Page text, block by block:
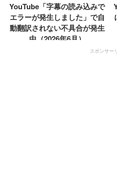
YouTube「字幕の読み込みで
エラーが発生しました」で自
動翻訳されない不具合が発生
中（2026年6月）
スポンサー